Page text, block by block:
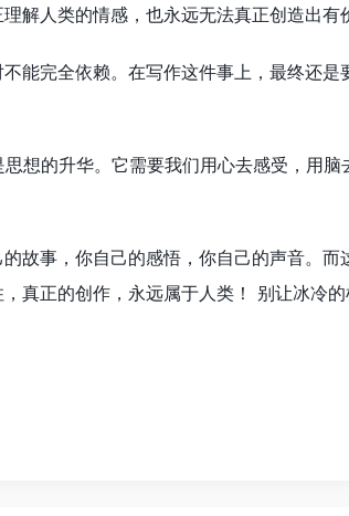
解人类的情感，也永远无法真正创造出有
能完全依赖。在写作这件事上，最终还
想的升华。它需要我们用心去感受，用脑
故事，你自己的感悟，你自己的声音。
真正的创作，永远属于人类！ 别让冰冷